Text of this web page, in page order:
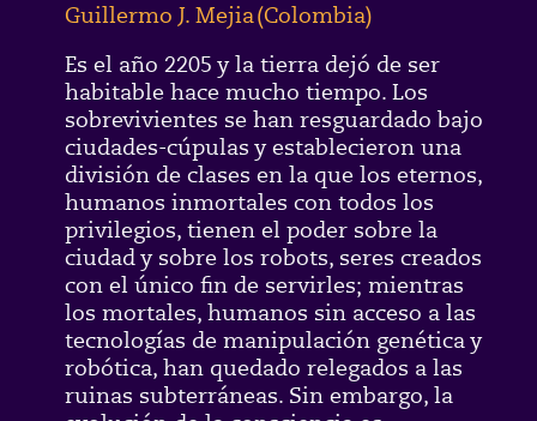
Guillermo J. Mejia(Colombia)
Es el año 2205 y la tierra dejó de ser
habitable hace mucho tiempo. Los
sobrevivientes se han resguardado bajo
ciudades-cúpulas y establecieron una
división de clases en la que los eternos,
humanos inmortales con todos los
privilegios, tienen el poder sobre la
ciudad y sobre los robots, seres creados
con el único fin de servirles; mientras
los mortales, humanos sin acceso a las
tecnologías de manipulación genética y
robótica, han quedado relegados a las
ruinas subterráneas. Sin embargo, la